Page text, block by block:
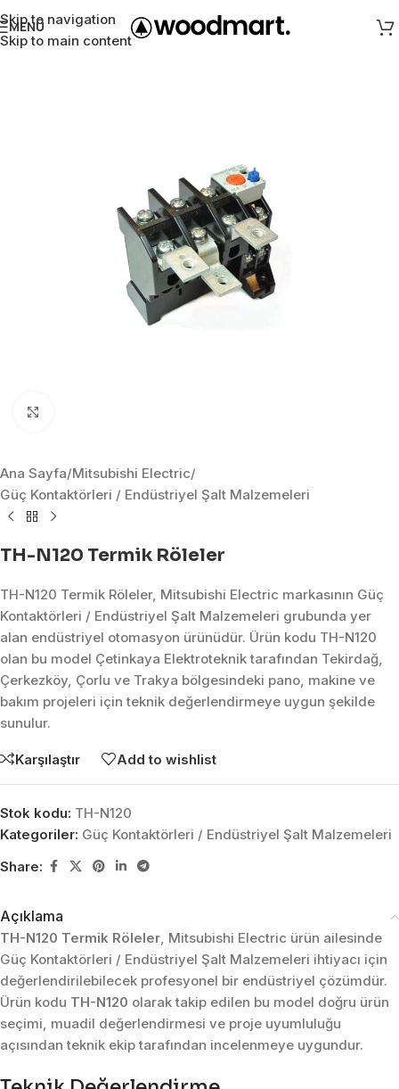
Skip to navigation
Skip to main content
MENÜ
Ana Sayfa/Mitsubishi Electric/
Güç Kontaktörleri / Endüstriyel Şalt Malzemeleri
TH-N120 Termik Röleler
TH-N120 Termik Röleler, Mitsubishi Electric markasının Güç
Kontaktörleri / Endüstriyel Şalt Malzemeleri grubunda yer
alan endüstriyel otomasyon ürünüdür. Ürün kodu TH-N120
olan bu model Çetinkaya Elektroteknik tarafından Tekirdağ,
Çerkezköy, Çorlu ve Trakya bölgesindeki pano, makine ve
bakım projeleri için teknik değerlendirmeye uygun şekilde
sunulur.
Karşılaştır Add to wishlist
Stok kodu: TH-N120
Kategoriler: Güç Kontaktörleri / Endüstriyel Şalt Malzemeleri
Share:
Açıklama
TH-N120 Termik Röleler, Mitsubishi Electric ürün ailesinde
Güç Kontaktörleri / Endüstriyel Şalt Malzemeleri ihtiyacı için
değerlendirilebilecek profesyonel bir endüstriyel çözümdür.
Ürün kodu TH-N120 olarak takip edilen bu model doğru ürün
seçimi, muadil değerlendirmesi ve proje uyumluluğu
açısından teknik ekip tarafından incelenmeye uygundur.